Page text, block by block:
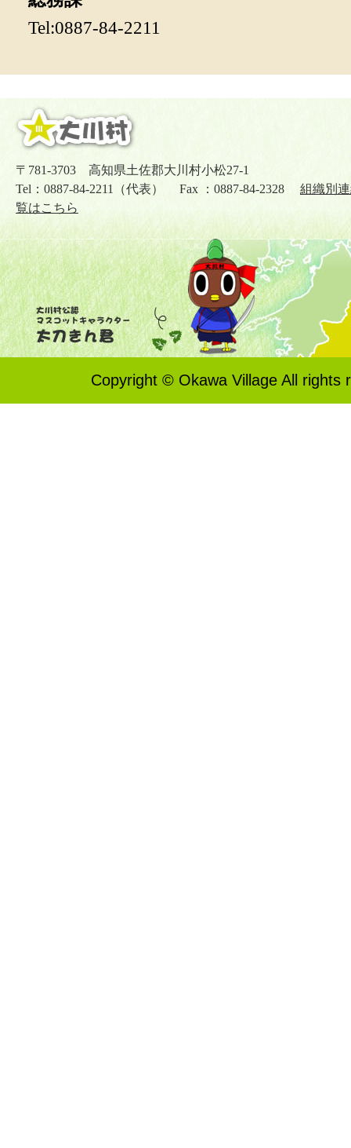
Tel:0887-84-2211
〒781-3703 高知県土佐郡大川村小松27-1
Tel：0887-84-2211（代表） Fax ：0887-84-2328 組織別
覧はこちら
Copyright © Okawa Village All rights